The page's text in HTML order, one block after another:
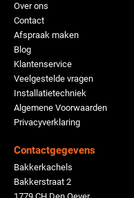
Over ons
Contact
Afspraak maken
Blog
Klantenservice
Veelgestelde vragen
Installatietechniek
Algemene Voorwaarden
Privacyverklaring
Contactgegevens
Bakkerkachels
Bakkerstraat 2